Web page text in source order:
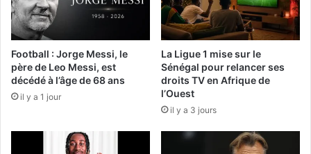
Football : Jorge Messi, le
père de Leo Messi, est
décédé à l’âge de 68 ans
il y a 1 jour
La Ligue 1 mise sur le
Sénégal pour relancer ses
droits TV en Afrique de
l’Ouest
il y a 3 jours